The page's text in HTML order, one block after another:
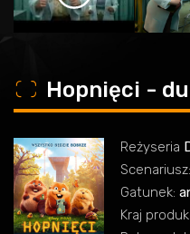
o Hopnięci -
Reżyseria
Scenariusz:
Gatunek:
Kraj